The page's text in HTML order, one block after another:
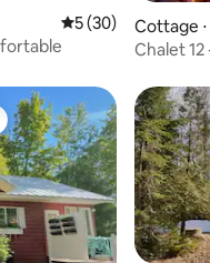
Évaluation
5 (30)
Cottage
Chalet 12